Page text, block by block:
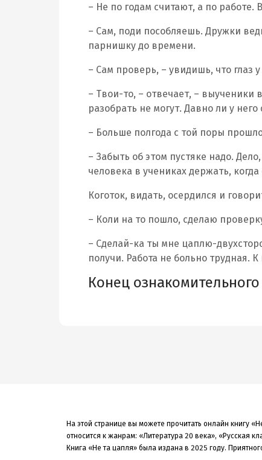
– Не по годам считают, а по работе.
– Сам, поди пособляешь. Дружки
парнишку до времени.
– Сам проверь, – увидишь, что глаз
– Твои-то, – отвечает, – выученики
разобрать не могут. Давно ли у
– Больше полгода с той поры
– Забыть об этом пустяке надо.
человека в учениках держать,
Коготок, видать, осердился и
– Коли на то пошло, сделаю
– Сделай-ка ты мне цаплю-
получи. Работа не больно трудная.
Конец
На этой странице вы можете прочитать онлайн книгу
относится к жанрам: «Литература 20 века», «Русская
Книга «Не та цапля» была издана в 2025 году.